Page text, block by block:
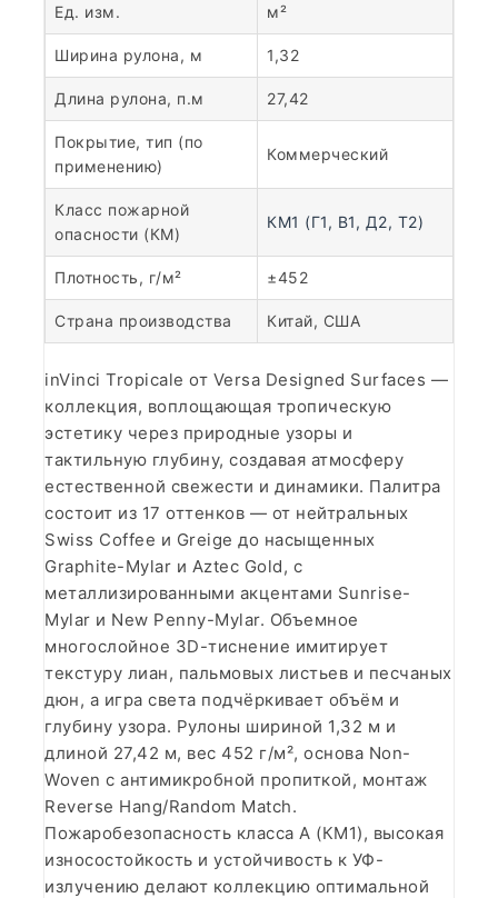
Ед. изм. м²
Ширина рулона, м 1,32
Длина рулона, п.м 27,42
Покрытие, тип (по
применению)
Коммерческий
Класс пожарной
опасности (КМ)
КМ1 (Г1, В1, Д2, Т2)
Плотность, г/м² ±452
Страна производства Китай, США
inVinci Tropicale от Versa Designed Surfaces —
коллекция, воплощающая тропическую
эстетику через природные узоры и
тактильную глубину, создавая атмосферу
естественной свежести и динамики. Палитра
состоит из 17 оттенков — от нейтральных
Swiss Coffee и Greige до насыщенных
Graphite-Mylar и Aztec Gold, с
металлизированными акцентами Sunrise-
Mylar и New Penny-Mylar. Объемное
многослойное 3D-тиснение имитирует
текстуру лиан, пальмовых листьев и песчаных
дюн, а игра света подчёркивает объём и
глубину узора. Рулоны шириной 1,32 м и
длиной 27,42 м, вес 452 г/м², основа Non-
Woven с антимикробной пропиткой, монтаж
Reverse Hang/Random Match.
Пожаробезопасность класса А (КМ1), высокая
износостойкость и устойчивость к УФ-
излучению делают коллекцию оптимальной